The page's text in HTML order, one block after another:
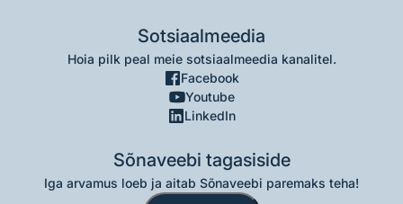
Sotsiaalmeedia
Hoia pilk peal meie sotsiaalmeedia kanalitel.
Facebook
Youtube
LinkedIn
Sõnaveebi tagasiside
Iga arvamus loeb ja aitab Sõnaveebi paremaks teha!